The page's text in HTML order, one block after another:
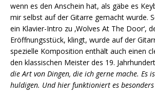
wenn es den Anschein hat, als gäbe es
mir selbst auf der Gitarre gemacht wurde.
ein Klavier-Intro zu ‚Wolves At The Door‘,
Eröffnungsstück, klingt, wurde auf der
spezielle Komposition enthält auch einen
den klassischen Meister des 19.
die Art von Dingen, die ich gerne mache. Es
huldigen. Und hier funktioniert es